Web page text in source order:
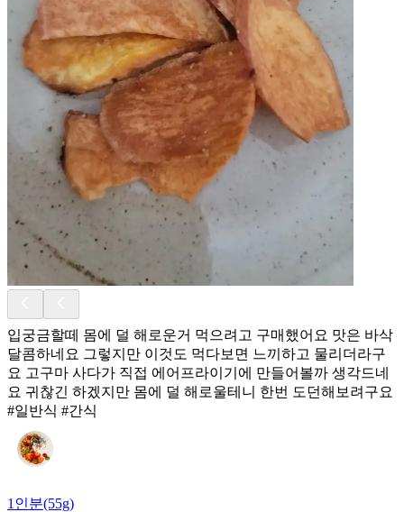
입궁금할떼 몸에 덜 해로운거 먹으려고 구매했어요 맛은 바삭
달콤하네요 그렇지만 이것도 먹다보면 느끼하고 물리더라구
요 고구마 사다가 직접 에어프라이기에 만들어볼까 생각드네
요 귀찮긴 하겠지만 몸에 덜 해로울테니 한번 도던해보려구요
#일반식 #간식
1인분(55g)